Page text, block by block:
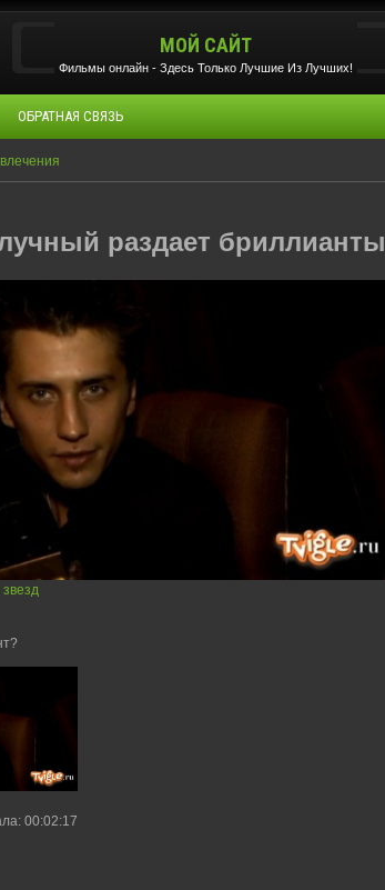
МОЙ САЙТ
Фильмы oнлайн - Здесь Только Лучшие Из Лучших!
ОБРАТНАЯ СВЯЗЬ
раздает бриллианты
: 00:02:17